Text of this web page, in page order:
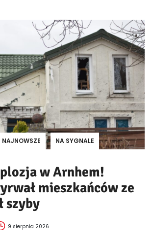
NAJNOWSZE NA SYGNALE
w Arnhem!
mieszkańców ze
szyby
9 sierpnia 2026